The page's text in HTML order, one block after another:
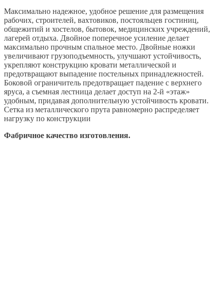
Максимально надежное, удобное решение для размещения
рабочих, строителей, вахтовиков, постояльцев гостиниц,
общежитий и хостелов, бытовок, медицинских учреждений,
лагерей отдыха. Двойное поперечное усиление делает
максимально прочным спальное место. Двойные ножки
увеличивают грузоподъемность, улучшают устойчивость,
укрепляют конструкцию кровати металлической и
предотвращают выпадение постельных принадлежностей.
Боковой ограничитель предотвращает падение с верхнего
яруса, а съемная лестница делает доступ на 2-й «этаж»
удобным, придавая дополнительную устойчивость кровати.
Сетка из металлического прута равномерно распределяет
нагрузку по конструкции
Фабричное качество изготовления.